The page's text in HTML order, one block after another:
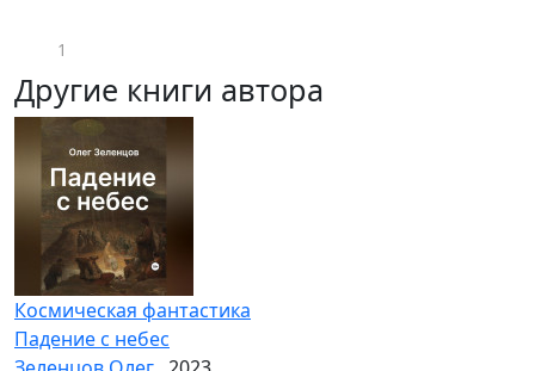
1
Другие книги автора
Космическая фантастика
Падение с небес